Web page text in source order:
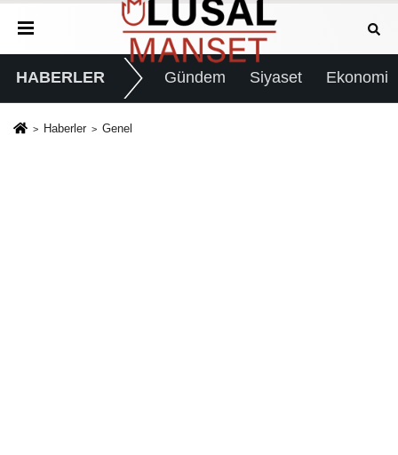
HABERLER Gündem Siyaset Ekonomi
Haberler Genel